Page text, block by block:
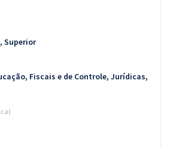
Superior
Fiscais e de Controle, Jurídicas,